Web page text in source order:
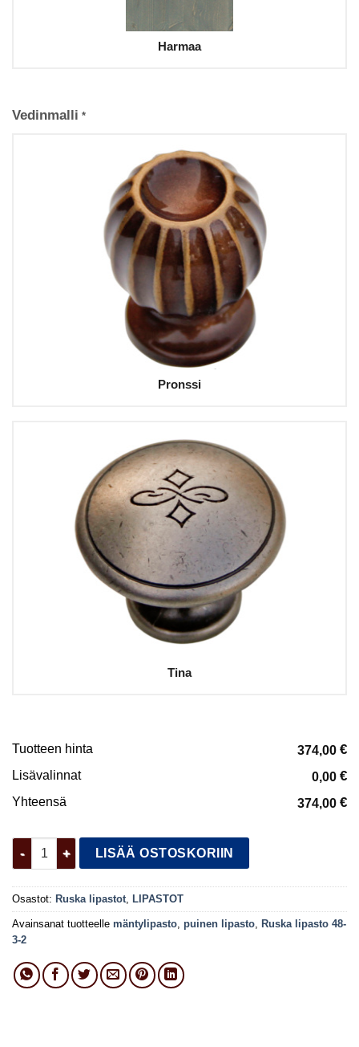
Harmaa
Vedinmalli *
Pronssi
Tina
Tuotteen hinta 374,00 €
Lisävalinnat 0,00 €
Yhteensä 374,00 €
Ruska lipasto 48-3-2 määrä
LISÄÄ OSTOSKORIIN
Osastot: Ruska lipastot LIPASTOT
Avainsanat tuotteelle mäntylipasto puinen lipasto Ruska lipasto 48-
3-2